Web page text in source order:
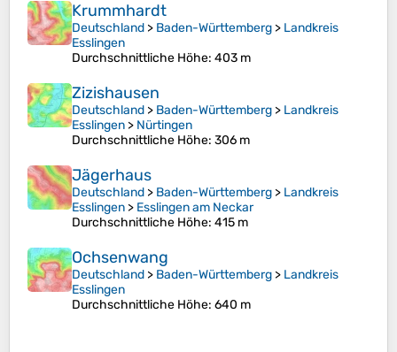
Krummhardt
Deutschland > Baden-Württemberg > Landkreis
Esslingen
Durchschnittliche Höhe: 403 m
Zizishausen
Deutschland > Baden-Württemberg > Landkreis
Esslingen > Nürtingen
Durchschnittliche Höhe: 306 m
Jägerhaus
Deutschland > Baden-Württemberg > Landkreis
Esslingen > Esslingen am Neckar
Durchschnittliche Höhe: 415 m
Ochsenwang
Deutschland > Baden-Württemberg > Landkreis
Esslingen
Durchschnittliche Höhe: 640 m